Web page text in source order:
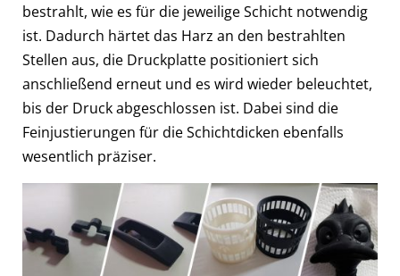
bestrahlt, wie es für die jeweilige Schicht notwendig
ist. Dadurch härtet das Harz an den bestrahlten
Stellen aus, die Druckplatte positioniert sich
anschließend erneut und es wird wieder beleuchtet,
bis der Druck abgeschlossen ist. Dabei sind die
Feinjustierungen für die Schichtdicken ebenfalls
wesentlich präziser.